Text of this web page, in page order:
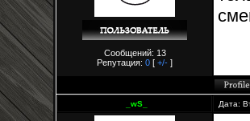
Сообщений: 13
Репутация: 0 [ +/- ]
_wS_ Дата: